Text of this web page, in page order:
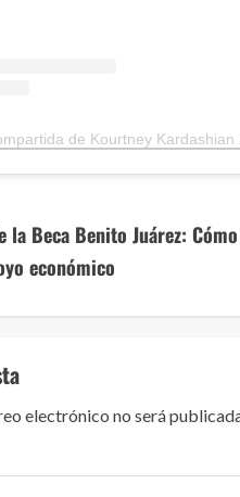
la Beca Benito Juárez:
económico
electrónico no será